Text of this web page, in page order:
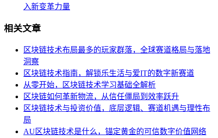
入新变革力量
相关文章
区块链技术布局最多的玩家群落，全球赛道格局与落地
洞察
区块链技术指南，解锁乐生活与爱IT的数字新赛道
从零开始，区块链技术学习基础全解析
区块链如何革新物流，从信任僵局到效率跃升
区块链技术与投资价值，底层逻辑、赛道机遇与理性布
局
AU区块链技术是什么，锚定黄金的可信数字价值网络